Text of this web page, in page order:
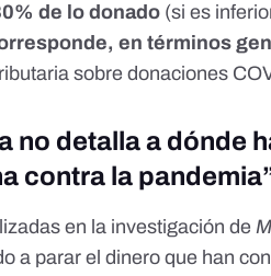
de lo donado (si es
en términos
sobre donaciones
no detalla a dónde
contra la
en la investigación de
a parar el dinero que han